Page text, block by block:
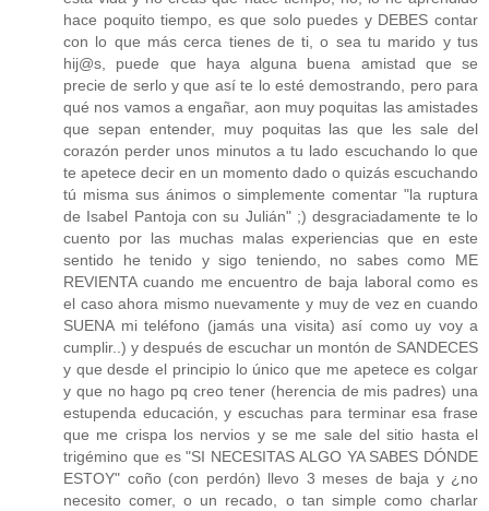
hace poquito tiempo, es que solo puedes y DEBES contar
con lo que más cerca tienes de ti, o sea tu marido y tus
hij@s, puede que haya alguna buena amistad que se
precie de serlo y que así te lo esté demostrando, pero para
qué nos vamos a engañar, aon muy poquitas las amistades
que sepan entender, muy poquitas las que les sale del
corazón perder unos minutos a tu lado escuchando lo que
te apetece decir en un momento dado o quizás escuchando
tú misma sus ánimos o simplemente comentar "la ruptura
de Isabel Pantoja con su Julián" ;) desgraciadamente te lo
cuento por las muchas malas experiencias que en este
sentido he tenido y sigo teniendo, no sabes como ME
REVIENTA cuando me encuentro de baja laboral como es
el caso ahora mismo nuevamente y muy de vez en cuando
SUENA mi teléfono (jamás una visita) así como uy voy a
cumplir..) y después de escuchar un montón de SANDECES
y que desde el principio lo único que me apetece es colgar
y que no hago pq creo tener (herencia de mis padres) una
estupenda educación, y escuchas para terminar esa frase
que me crispa los nervios y se me sale del sitio hasta el
trigémino que es "SI NECESITAS ALGO YA SABES DÓNDE
ESTOY" coño (con perdón) llevo 3 meses de baja y ¿no
necesito comer, o un recado, o tan simple como charlar